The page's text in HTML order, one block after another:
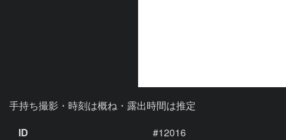
手持ち撮影・時刻は概ね・露出時間は推定
ID
#12016